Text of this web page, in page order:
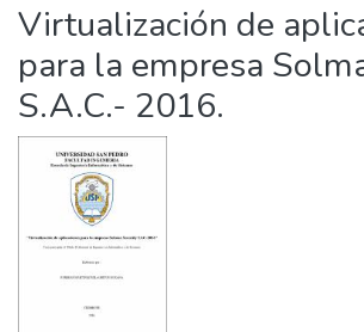
Virtualización de
para la empresa
S.A.C.- 2016.